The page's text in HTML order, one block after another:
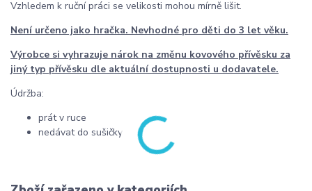
Vzhledem k ruční práci se velikosti mohou mírně lišit.
Není určeno jako hračka. Nevhodné pro děti do 3 let věku.
Výrobce si vyhrazuje nárok na změnu kovového přívěsku za
jiný typ přívěsku dle aktuální dostupnosti u dodavatele.
Údržba:
prát v ruce
nedávat do sušičky